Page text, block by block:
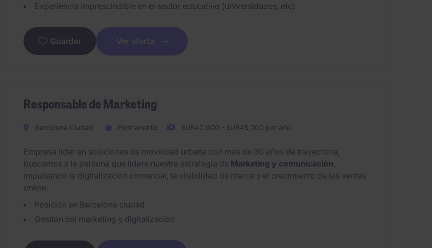
Experiencia imprescindible en el sector educativo (universidades, etc)
Guardar Ver oferta
Responsable de Marketing
Barcelona Ciudad Permanente EUR40.000 - EUR45.000 por año
Empresa líder en soluciones de movilidad urbana con más de 30 años de trayectoria,
buscamos a la persona que lidere nuestra estrategia de Marketing y comunicación
impulsando la digitalización comercial, la visibilidad de marca y el crecimiento de las ventas
online.
Posición en Barcelona ciudad
Gestión del marketing y digitalización